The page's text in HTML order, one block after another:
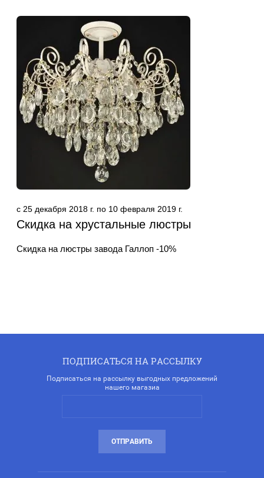
с 25 декабря 2018 г. по 10 февраля 2019 г.
Скидка на хрустальные люстры
Скидка на люстры завода Галлоп -10%
ПОДПИСАТЬСЯ НА РАССЫЛКУ
Подписаться на рассылку выгодных предложений
нашего магазиа
ОТПРАВИТЬ